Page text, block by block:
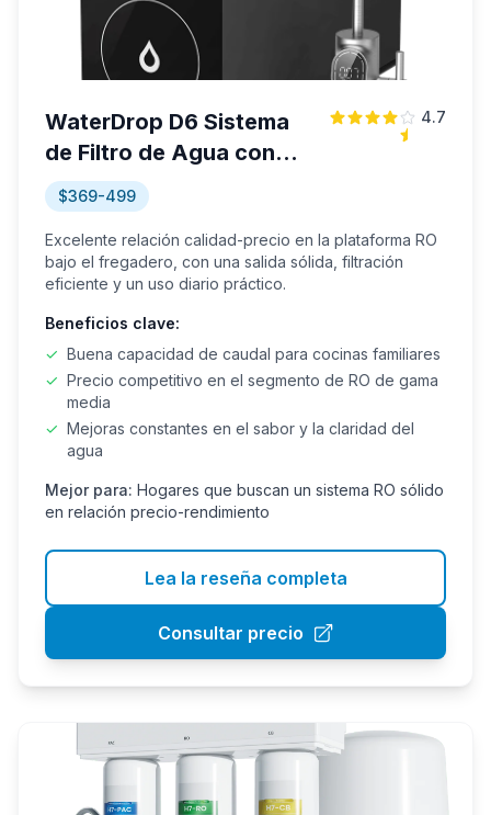
WaterDrop D6 Sistema
de Filtro de Agua con
RO
4.7
$369-499
Excelente relación calidad-precio en la plataforma RO
bajo el fregadero, con una salida sólida, filtración
eficiente y un uso diario práctico.
Beneficios clave:
✓ Buena capacidad de caudal para cocinas familiares
✓ Precio competitivo en el segmento de RO de gama
media
✓ Mejoras constantes en el sabor y la claridad del
agua
Mejor para: Hogares que buscan un sistema RO sólido
en relación precio-rendimiento
Lea la reseña completa
Consultar precio